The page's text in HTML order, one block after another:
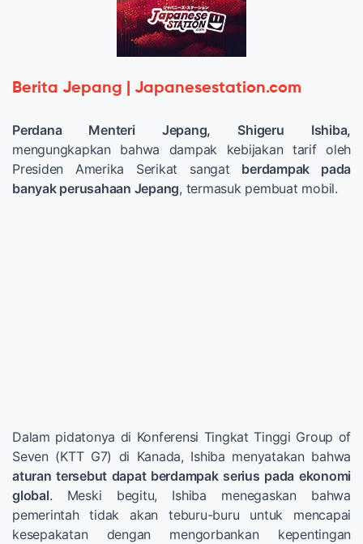
Berita Jepang | Japanesestation.com
Perdana Menteri Jepang, Shigeru Ishiba,
mengungkapkan bahwa dampak kebijakan tarif oleh
Presiden Amerika Serikat sangat berdampak pada
banyak perusahaan Jepang, termasuk pembuat mobil.
Dalam pidatonya di Konferensi Tingkat Tinggi Group of
Seven (KTT G7) di Kanada, Ishiba menyatakan bahwa
aturan tersebut dapat berdampak serius pada ekonomi
global. Meski begitu, Ishiba menegaskan bahwa
pemerintah tidak akan teburu-buru untuk mencapai
kesepakatan dengan mengorbankan kepentingan